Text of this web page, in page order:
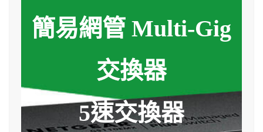
簡易網管 Multi-Gig
交換器
5速交換器